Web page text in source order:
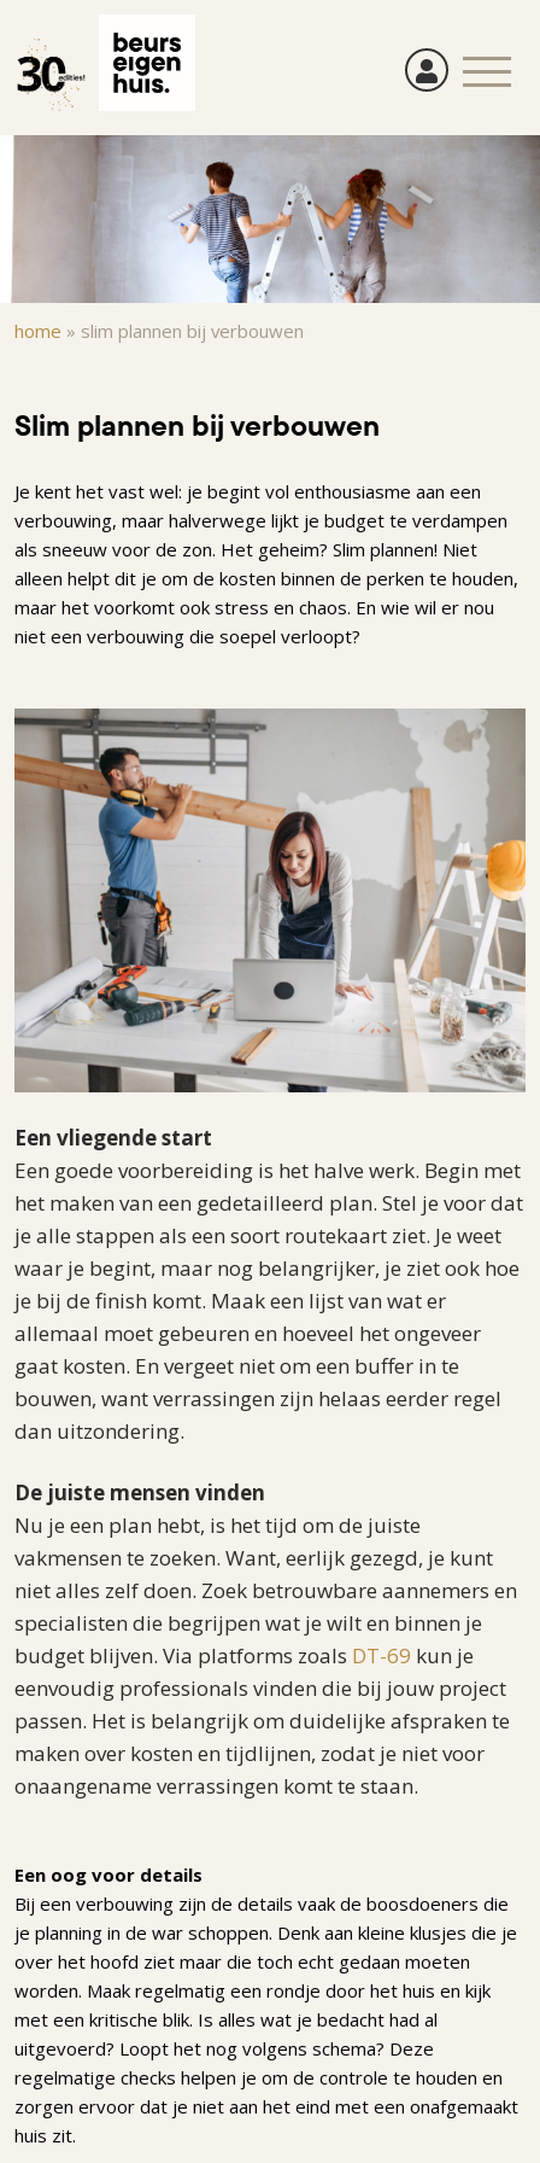
naar
de
Kruimelpad
home » slim plannen bij verbouwen
Slim plannen bij verbouwen
Je kent het vast wel: je begint vol enthousiasme aan een
verbouwing, maar halverwege lijkt je budget te verdampen
als sneeuw voor de zon. Het geheim? Slim plannen! Niet
alleen helpt dit je om de kosten binnen de perken te houden,
maar het voorkomt ook stress en chaos. En wie wil er nou
niet een verbouwing die soepel verloopt?
Een vliegende start
Een goede voorbereiding is het halve werk. Begin met
het maken van een gedetailleerd plan. Stel je voor dat
je alle stappen als een soort routekaart ziet. Je weet
waar je begint, maar nog belangrijker, je ziet ook hoe
je bij de finish komt. Maak een lijst van wat er
allemaal moet gebeuren en hoeveel het ongeveer
gaat kosten. En vergeet niet om een buffer in te
bouwen, want verrassingen zijn helaas eerder regel
dan uitzondering.
De juiste mensen vinden
Nu je een plan hebt, is het tijd om de juiste
vakmensen te zoeken. Want, eerlijk gezegd, je kunt
niet alles zelf doen. Zoek betrouwbare aannemers en
specialisten die begrijpen wat je wilt en binnen je
budget blijven. Via platforms zoals DT-69 kun je
eenvoudig professionals vinden die bij jouw project
passen. Het is belangrijk om duidelijke afspraken te
maken over kosten en tijdlijnen, zodat je niet voor
onaangename verrassingen komt te staan.
Een oog voor details
Bij een verbouwing zijn de details vaak de boosdoeners die
je planning in de war schoppen. Denk aan kleine klusjes die je
over het hoofd ziet maar die toch echt gedaan moeten
worden. Maak regelmatig een rondje door het huis en kijk
met een kritische blik. Is alles wat je bedacht had al
uitgevoerd? Loopt het nog volgens schema? Deze
regelmatige checks helpen je om de controle te houden en
zorgen ervoor dat je niet aan het eind met een onafgemaakt
huis zit.